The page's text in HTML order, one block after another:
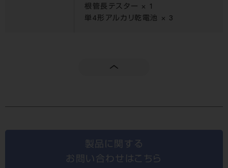
根管長テスター × 1
単4形アルカリ乾電池 × 3
製品に関する
お問い合わせはこちら